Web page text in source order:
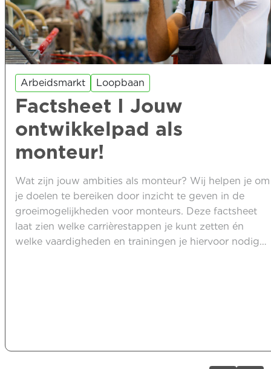
Arbeidsmarkt Loopbaan
Factsheet I Jouw
ontwikkelpad als
monteur!
Wat zijn jouw ambities als monteur? Wij helpen je om
je doelen te bereiken door inzicht te geven in de
groeimogelijkheden voor monteurs. Deze factsheet
laat zien welke carrièrestappen je kunt zetten én
welke vaardigheden en trainingen je hiervoor nodig